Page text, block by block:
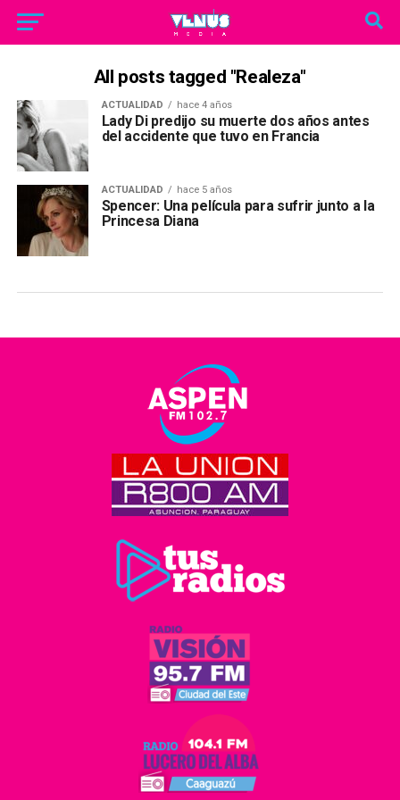
All posts tagged "Realeza"
ACTUALIDAD hace 4 años
Lady Di predijo su muerte dos años antes
del accidente que tuvo en Francia
ACTUALIDAD hace 5 años
Spencer: Una película para sufrir junto a la
Princesa Diana